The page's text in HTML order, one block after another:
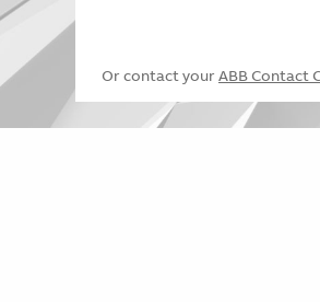
Or contact your ABB Contact